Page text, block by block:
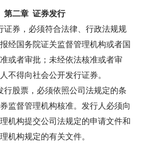
第二章 证券发行
券，必须符合法律、行政法规规
经国务院证关监督管理机构或者国
或者审批；未经依法核准或者审
不得向社会公开发行证券。
股票，必须依照公司法规定的条
监督管理机构核准。发行人必须向
机构提交公司法规定的申请文件和
机构规定的有关文件。